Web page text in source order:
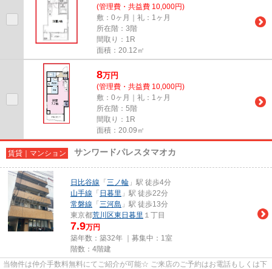
(管理費・共益費 10,000円)
敷：0ヶ月｜礼：1ヶ月
所在階：3階
間取り：1R
面積：20.12㎡
8万円
(管理費・共益費 10,000円)
敷：0ヶ月｜礼：1ヶ月
所在階：5階
間取り：1R
面積：20.09㎡
賃貸｜マンション サンワードパレスタマオカ
日比谷線 「 三ノ輪 」駅 徒歩4分
山手線 「 日暮里 」駅 徒歩22分
常磐線 「 三河島 」駅 徒歩13分
東京都荒川区東日暮里 １丁目
7.9万円
築年数：築32年 ｜募集中： 1室
階数：4階建
当物件は仲介手数料無料にてご紹介が可能☆ ご来店のご予約はお電話もしくは下